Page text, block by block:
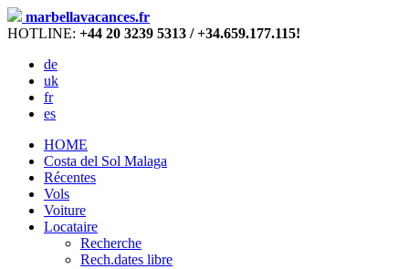
marbellavacances.fr
HOTLINE: +44 20 3239 5313 / +34.659.177.115!
de
uk
fr
es
HOME
Costa del Sol Malaga
Récentes
Vols
Voiture
Locataire
Recherche
Rech.dates libre